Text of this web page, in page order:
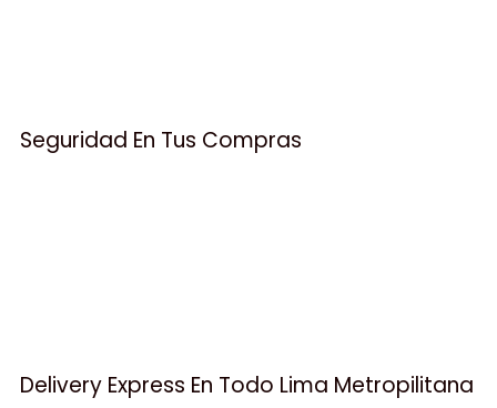
Seguridad En Tus Compras
Delivery Express En Todo Lima Metropilitana